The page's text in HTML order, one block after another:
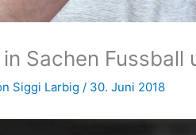
Sachen Fussball
Siggi Larbig / 30. Juni 2018